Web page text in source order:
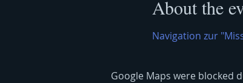
About the
Navigation zur
Google Maps were blocked